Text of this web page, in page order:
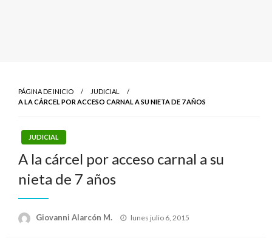
PÁGINA DE INICIO
JUDICIAL
A LA CÁRCEL POR ACCESO CARNAL A SU NIETA DE 7 AÑOS
JUDICIAL
A la cárcel por acceso carnal a su
nieta de 7 años
Giovanni Alarcón M.
Publicado
lunes julio 6, 2015